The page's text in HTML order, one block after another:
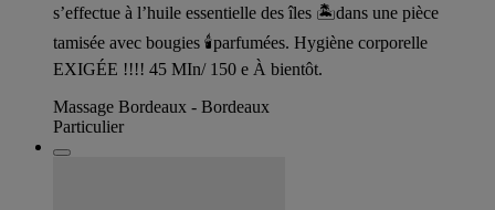
s’effectue à l’huile essentielle des îles 🏝️dans une pièce
tamisée avec bougies 🕯️parfumées. Hygiène corporelle
EXIGÉE !!!! 45 MIn/ 150 e À bientôt.
Massage Bordeaux - Bordeaux
Particulier